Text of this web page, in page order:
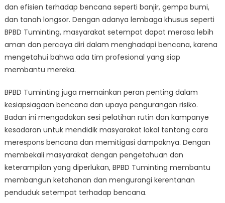
dan efisien terhadap bencana seperti banjir, gempa bumi,
dan tanah longsor. Dengan adanya lembaga khusus seperti
BPBD Tuminting, masyarakat setempat dapat merasa lebih
aman dan percaya diri dalam menghadapi bencana, karena
mengetahui bahwa ada tim profesional yang siap
membantu mereka.
BPBD Tuminting juga memainkan peran penting dalam
kesiapsiagaan bencana dan upaya pengurangan risiko.
Badan ini mengadakan sesi pelatihan rutin dan kampanye
kesadaran untuk mendidik masyarakat lokal tentang cara
merespons bencana dan memitigasi dampaknya. Dengan
membekali masyarakat dengan pengetahuan dan
keterampilan yang diperlukan, BPBD Tuminting membantu
membangun ketahanan dan mengurangi kerentanan
penduduk setempat terhadap bencana.